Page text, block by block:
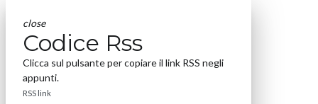
close
Codice Rss
Clicca sul pulsante per copiare il link RSS negli
appunti.
RSS link